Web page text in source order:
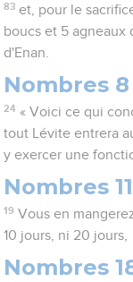
83 et, pour le
boucs et 5 agneaux
d'Enan.
Nombres 8
24 « Voici ce qui
tout Lévite entrera
y exercer une
Nombres 11
19 Vous en
10 jours, ni 20 jours,
Nombres